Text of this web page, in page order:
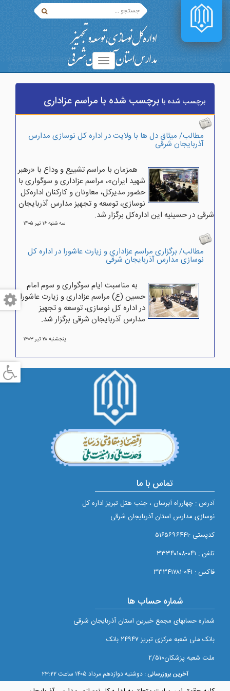
برچسب شده با برچسب شده با مراسم عزاداری
مطالب/ میثاق دل ها با ولایت در اداره کل نوسازی مدارس
آذربایجان شرقی
همزمان با مراسم تشییع و وداع با «رهبر
شهید ایران»، مراسم عزاداری و سوگواری با
حضور مدیرکل، معاونان و کارکنان اداره‌کل
نوسازی، توسعه و تجهیز مدارس آذربایجان
شرقی در حسینیه این اداره‌کل برگزار شد.
سه شنبه ۱۶ تير ۱۴۰۵
مطالب/ برگزاری مراسم عزاداری و زیارت عاشورا در اداره کل
نوسازی مدارس آذربایجان شرقی
به مناسبت ایام سوگواری و سوم امام
حسین (ع) مراسم عزاداری و زیارت عاشورا
در اداره کل نوسازی، توسعه و تجهیز
مدارس آذربایجان شرقی برگزار شد.
پنجشنبه ۲۸ تير ۱۴۰۳
تماس با ما
آدرس : چهارراه آبرسان ، جنب هتل تبریز اداره کل
نوسازی مدارس استان آذربایجان شرقی
کدپستی :۵۱۶۵۶۹۶۴۴۱
تلفن : ۰۴۱-۳۳۳۴۰۱۰۸
فاکس : ۰۴۱-۳۳۳۴۱۷۸۱
شماره حساب ها
شماره حسابهای مجمع خيرين استان آذربايجان شرقی
بانک ملی شعبه مرکزی تبريز ۲۴۹۴۷ بانک
ملت شعبه پزشکان۲/۵۱۰
آخرین بروزرسانی : دوشنبه دوازدهم مرداد ۱۴۰۵ ساعت ۲۳:۲۲